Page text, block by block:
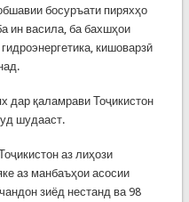
босуръати пиряхҳо
ин васила, ба бахшҳои
кишоварзӣ
дар қаламрави Тоҷикистон
шудааст.
аз лиҳози
аз манбаъҳои асосии
зиёд нестанд ва 98